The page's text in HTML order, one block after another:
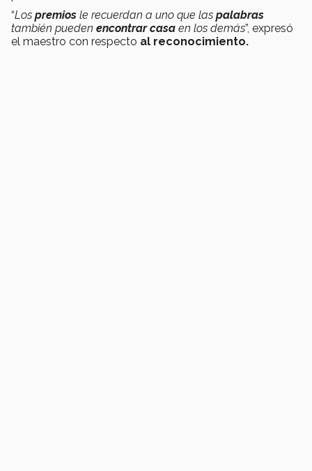
“Los premios le recuerdan a uno que las palabras
también pueden encontrar casa en los demás”, expresó
el maestro con respecto al reconocimiento.